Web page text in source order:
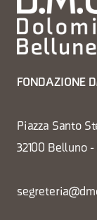
FONDAZIONE
Piazza Santo
32100 Belluno